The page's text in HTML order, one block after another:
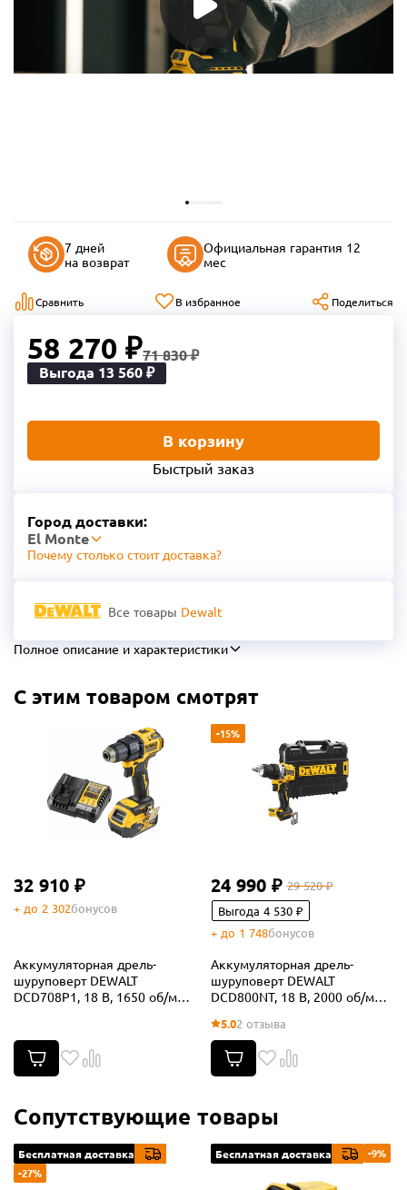
7 дней
на возврат
Официальная гарантия 12
мес
Сравнить В избранное Поделиться
58 270 ₽71 830 ₽
Выгода 13 560 ₽
В корзину
Быстрый заказ
Город доставки:
El Monte
Почему столько стоит доставка?
Все товары Dewalt
Полное описание и характеристики
С этим товаром смотрят
32 910 ₽
+ до 2 302бонусов
Аккумуляторная дрель-
шуруповерт DEWALT
DCD708P1, 18 В, 1650 об/мин,
-15%
24 990 ₽ 29 520 ₽
Выгода 4 530 ₽
+ до 1 748бонусов
Аккумуляторная дрель-
шуруповерт DEWALT
DCD800NT, 18 В, 2000 об/мин,
(DCD800NT-XJ)
5.02 отзыва
Сопутствующие товары
Бесплатная доставка
-27%
Бесплатная доставка -9%